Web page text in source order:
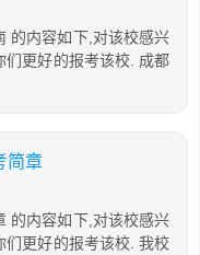
的内容如下,对该校感兴
们更好的报考该校. 成都
简章
的内容如下,对该校感兴
们更好的报考该校. 我校